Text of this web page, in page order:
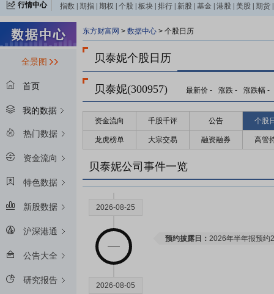
行情中心 指数 期指 期权 个股 板块 排行 新股 基金 港股 美股 期货
全景图
首页
我的数据
热门数据
资金流向
特色数据
新股数据
沪深港通
公告大全
研究报告
东方财富网 > 数据中心 > 个股日历
贝泰妮个股日历
贝泰妮(300957) 最新价 - 涨跌 - 涨跌幅 -
资金流向 千股千评 公告 个股
龙虎榜单 大宗交易 融资融券 高管
贝泰妮公司事件一览
2026-08-25
预约披露日： 2026年半年报预约
2026-08-05